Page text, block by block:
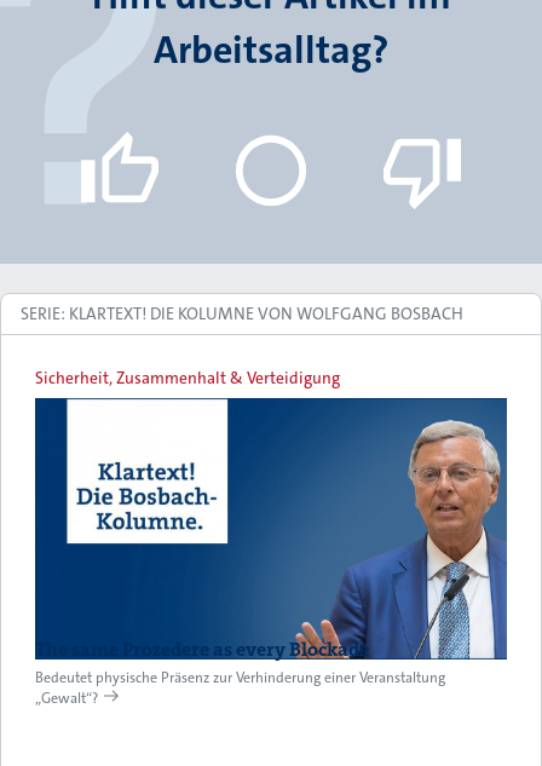
Arbeitsalltag?
SERIE: KLARTEXT! DIE KOLUMNE VON WOLFGANG BOSBACH
Sicherheit, Zusammenhalt & Verteidigung
The same Prozedere as every Blockade
Bedeutet physische Präsenz zur Verhinderung einer Veranstaltung
„Gewalt“?